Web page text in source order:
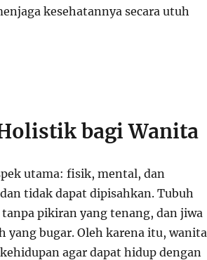
kesehatannya secara utuh
bagi Wanita
utama: fisik, mental, dan
tidak dapat dipisahkan. Tubuh
pikiran yang tenang, dan jiwa
yang bugar. Oleh karena itu, wanita
agar dapat hidup dengan